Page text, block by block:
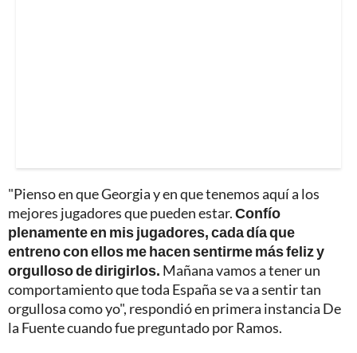
"Pienso en que Georgia y en que tenemos aquí a los
mejores jugadores que pueden estar.Confío
plenamente en mis jugadores, cada día que
entreno con ellos me hacen sentirme más feliz y
orgulloso de dirigirlos. Mañana vamos a tener un
comportamiento que toda España se va a sentir tan
orgullosa como yo", respondió en primera instancia De
la Fuente cuando fue preguntado por Ramos.